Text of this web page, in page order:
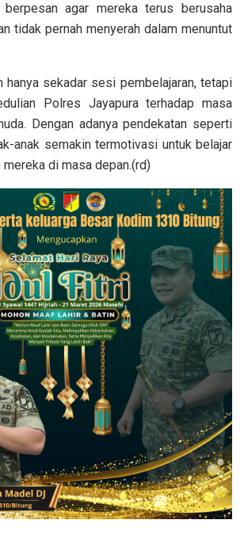
agar mereka terus berusaha
tidak pernah menyerah dalam menuntut
hanya sekadar sesi pembelajaran, tetapi
Polres Jayapura terhadap masa
Dengan adanya pendekatan seperti
anak semakin termotivasi untuk belajar
di masa depan.(rd)